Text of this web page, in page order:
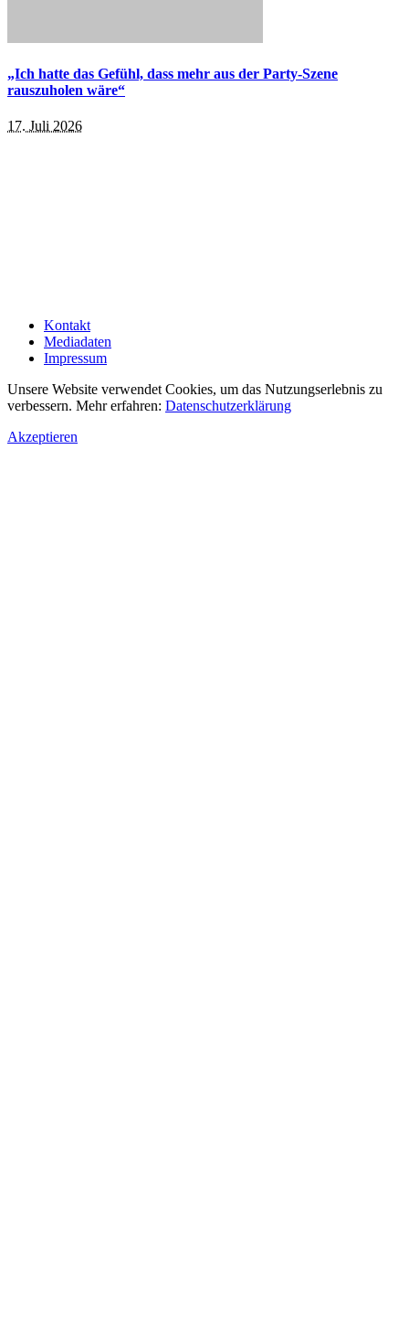
„Ich hatte das Gefühl, dass mehr aus der Party-Szene
rauszuholen wäre“
17. Juli 2026
Kontakt
Mediadaten
Impressum
Unsere Website verwendet Cookies, um das Nutzungserlebnis zu
verbessern. Mehr erfahren: Datenschutzerklärung
Akzeptieren